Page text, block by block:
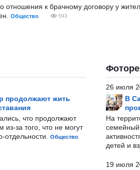
отношения к брачному договору у
Общество 593
продолжают жить
что продолжают
за того, что не могут
отдельности.
Общество
26 июля
В
На
детей и
19 июля